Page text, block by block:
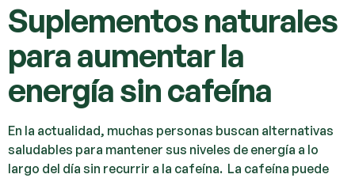
Suplementos naturales
para aumentar la
energía sin cafeína
En la actualidad, muchas personas buscan alternativas
saludables para mantener sus niveles de energía a lo
largo del día sin recurrir a la cafeína. La cafeína puede